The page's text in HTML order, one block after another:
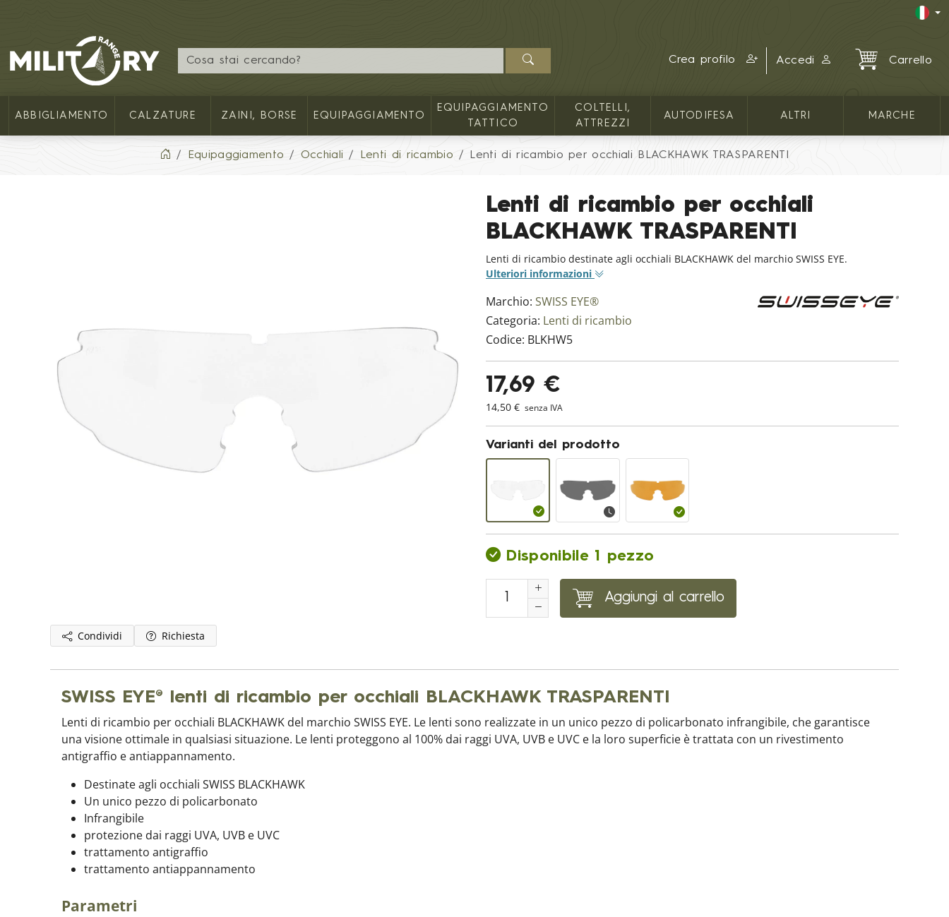
MILITARY RANGE IT
Crea profilo Accedi Carrello
ABBIGLIAMENTO CALZATURE ZAINI, BORSE EQUIPAGGIAMENTO
EQUIPAGGIAMENTO
TATTICO
COLTELLI,
ATTREZZI
AUTODIFESA ALTRI MARCHE
Equipaggiamento Occhiali Lenti di ricambio Lenti di ricambio per occhiali BLACKHAWK TRASPARENTI
Lenti di ricambio per occhiali
BLACKHAWK TRASPARENTI
Lenti di ricambio destinate agli occhiali BLACKHAWK del marchio SWISS EYE.
Ulteriori informazioni
Marchio: SWISS EYE®
Categoria: Lenti di ricambio
Codice: BLKHW5
17,69 €
14,50 € senza IVA
Varianti del prodotto
Disponibile 1 pezzo
Aggiungi al carrello
Condividi Richiesta
SWISS EYE® lenti di ricambio per occhiali BLACKHAWK TRASPARENTI
Lenti di ricambio per occhiali BLACKHAWK del marchio SWISS EYE. Le lenti sono realizzate in un unico pezzo di policarbonato infrangibile, che garantisce
una visione ottimale in qualsiasi situazione. Le lenti proteggono al 100% dai raggi UVA, UVB e UVC e la loro superficie è trattata con un rivestimento
antigraffio e antiappannamento.
Destinate agli occhiali SWISS BLACKHAWK
Un unico pezzo di policarbonato
Infrangibile
protezione dai raggi UVA, UVB e UVC
trattamento antigraffio
trattamento antiappannamento
Parametri